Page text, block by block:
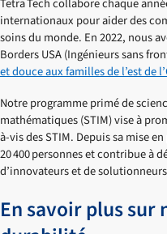
Tetra Tech collabore chaque
internationaux pour aider des
soins du monde. En 2022, nous
Borders USA (Ingénieurs sans
et douce aux familles de l’est de
Notre programme primé de
mathématiques (STIM) vise à
à-vis des STIM. Depuis sa mise
20 400 personnes et contribue à
d’innovateurs et de
En savoir plus sur